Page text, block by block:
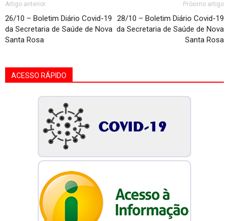
Artigo anterior
26/10 – Boletim Diário Covid-19
da Secretaria de Saúde de Nova
Santa Rosa
Próximo artigo
28/10 – Boletim Diário Covid-19
da Secretaria de Saúde de Nova
Santa Rosa
ACESSO RÁPIDO